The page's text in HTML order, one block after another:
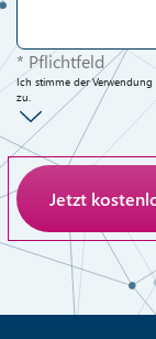
* Pflichtfeld
Ich stimme der
zu.
Anti-